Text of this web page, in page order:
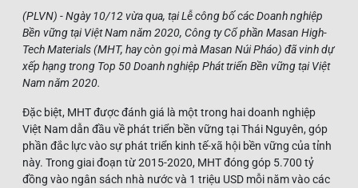
(PLVN) - Ngày 10/12 vừa qua, tại Lễ công bố các Doanh nghiệp
Bền vững tại Việt Nam năm 2020, Công ty Cổ phần Masan High-
Tech Materials (MHT, hay còn gọi mà Masan Núi Pháo) đã vinh dự
xếp hạng trong Top 50 Doanh nghiệp Phát triển Bền vững tại Việt
Nam năm 2020.
Đặc biệt, MHT được đánh giá là một trong hai doanh nghiệp
Việt Nam dẫn đầu về phát triển bền vững tại Thái Nguyên, góp
phần đắc lực vào sự phát triển kinh tế-xã hội bền vững của tỉnh
này. Trong giai đoạn từ 2015-2020, MHT đóng góp 5.700 tỷ
đồng vào ngân sách nhà nước và 1 triệu USD mỗi năm vào các